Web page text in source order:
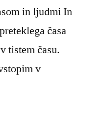
in ljudmi In
časa
tistem času.
v